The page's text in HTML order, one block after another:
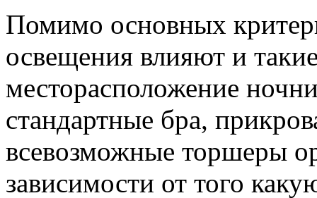
Помимо основных
освещения влияют и
месторасположение
стандартные бра,
всевозможные торшеры
зависимости от того